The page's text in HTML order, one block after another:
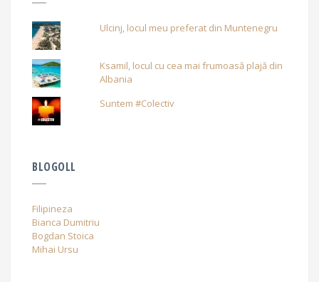
Ulcinj, locul meu preferat din Muntenegru
Ksamil, locul cu cea mai frumoasă plajă din
Albania
Suntem #Colectiv
BLOGOLL
Filipineza
Bianca Dumitriu
Bogdan Stoica
Mihai Ursu